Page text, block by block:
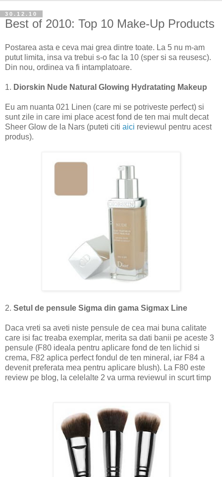
30.12.10
Best of 2010: Top 10 Make-Up Products
Postarea asta e ceva mai grea dintre toate. La 5 nu m-am
putut limita, insa va trebui s-o fac la 10 (sper si sa reusesc).
Din nou, ordinea va fi intamplatoare.
1. Diorskin Nude Natural Glowing Hydratating Makeup
Eu am nuanta 021 Linen (care mi se potriveste perfect) si
sunt zile in care imi place acest fond de ten mai mult decat
Sheer Glow de la Nars (puteti citi aici reviewul pentru acest
produs).
2. Setul de pensule Sigma din gama Sigmax Line
Daca vreti sa aveti niste pensule de cea mai buna calitate
care isi fac treaba exemplar, merita sa dati banii pe aceste 3
pensule (F80 ideala pentru aplicare fond de ten lichid si
crema, F82 aplica perfect fondul de ten mineral, iar F84 a
devenit preferata mea pentru aplicare blush). La F80 este
review pe blog, la celelalte 2 va urma reviewul in scurt timp